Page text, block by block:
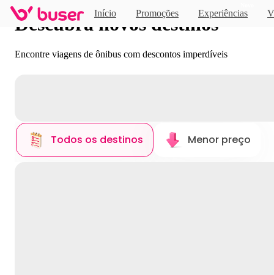
Início Promoções Experiências
Descubra novos destinos
Encontre viagens de ônibus com descontos imperdíveis
Todos os destinos Menor preço